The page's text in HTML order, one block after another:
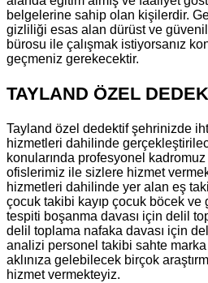
belgelerine sahip olan kişilerdir.
gizliliği esas alan dürüst ve
bürosu ile çalışmak istiyorsanız
geçmeniz gerekecektir.
TAYLAND ÖZEL
Tayland özel dedektif şehrinizde
hizmetleri dahilinde
konularında profesyonel
ofislerimiz ile sizlere hizmet
hizmetleri dahilinde yer alan eş
çocuk takibi kayıp çocuk böcek
tespiti boşanma davası için delil
delil toplama nafaka davası için
analizi personel takibi sahte marka
aklınıza gelebilecek birçok
hizmet vermekteyiz.